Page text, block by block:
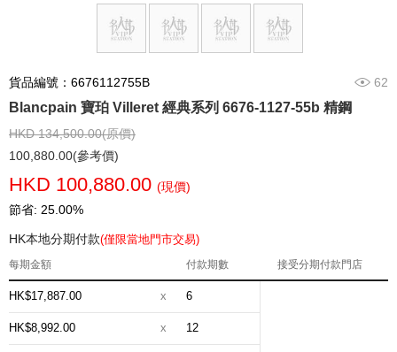
貨品編號：6676112755B 62
Blancpain 寶珀 Villeret 經典系列 6676-1127-55b 精鋼
HKD 134,500.00(原價)
100,880.00(參考價)
HKD 100,880.00 (現價)
節省: 25.00%
HK本地分期付款(僅限當地門市交易)
每期金額 付款期數 接受分期付款門店
HK$17,887.00 x 6
HK$8,992.00 x 12